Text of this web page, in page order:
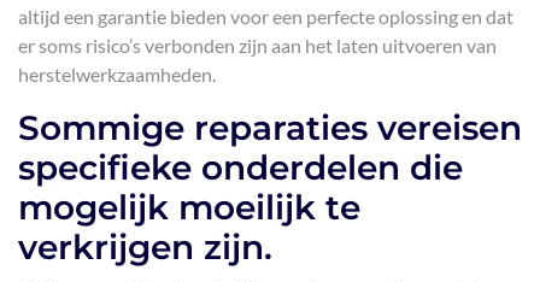
altijd een garantie bieden voor een perfecte oplossing en dat
er soms risico’s verbonden zijn aan het laten uitvoeren van
herstelwerkzaamheden.
Sommige reparaties vereisen
specifieke onderdelen die
mogelijk moeilijk te
verkrijgen zijn.